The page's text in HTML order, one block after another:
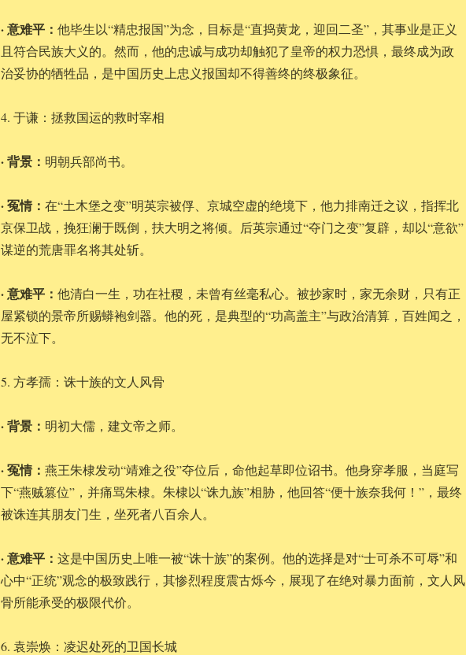
· 意难平： 他毕生以“精忠报国”为念，目标是“直捣黄龙，迎回二圣”，其事业是正义
且符合民族大义的。然而，他的忠诚与成功却触犯了皇帝的权力恐惧，最终成为政
治妥协的牺牲品，是中国历史上忠义报国却不得善终的终极象征。
4. 于谦：拯救国运的救时宰相
· 背景： 明朝兵部尚书。
· 冤情： 在“土木堡之变”明英宗被俘、京城空虚的绝境下，他力排南迁之议，指挥北
京保卫战，挽狂澜于既倒，扶大明之将倾。后英宗通过“夺门之变”复辟，却以“意欲”
谋逆的荒唐罪名将其处斩。
· 意难平： 他清白一生，功在社稷，未曾有丝毫私心。被抄家时，家无余财，只有正
屋紧锁的景帝所赐蟒袍剑器。他的死，是典型的“功高盖主”与政治清算，百姓闻之，
无不泣下。
5. 方孝孺：诛十族的文人风骨
· 背景： 明初大儒，建文帝之师。
· 冤情： 燕王朱棣发动“靖难之役”夺位后，命他起草即位诏书。他身穿孝服，当庭写
下“燕贼篡位”，并痛骂朱棣。朱棣以“诛九族”相胁，他回答“便十族奈我何！”，最终
被诛连其朋友门生，坐死者八百余人。
· 意难平： 这是中国历史上唯一被“诛十族”的案例。他的选择是对“士可杀不可辱”和
心中“正统”观念的极致践行，其惨烈程度震古烁今，展现了在绝对暴力面前，文人风
骨所能承受的极限代价。
6. 袁崇焕：凌迟处死的卫国长城